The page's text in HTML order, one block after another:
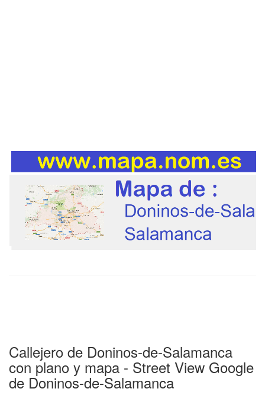
Callejero de Doninos-de-Salamanca
con plano y mapa - Street View Google
de Doninos-de-Salamanca